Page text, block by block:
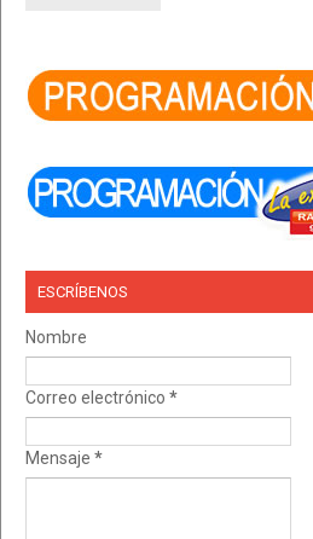
ESCRÍBENOS
Nombre
Correo electrónico *
Mensaje *